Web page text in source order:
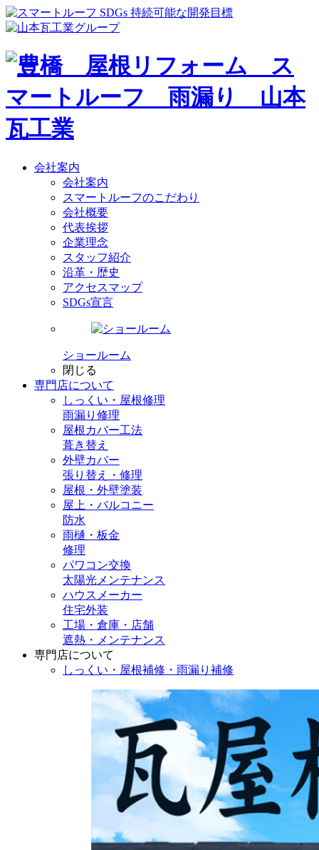
会社案内
会社案内
スマートルーフのこだわり
会社概要
代表挨拶
企業理念
スタッフ紹介
沿革・歴史
アクセスマップ
SDGs宣言
ショールーム
閉じる
専門店について
しっくい・屋根修理
雨漏り修理
屋根カバー工法
葺き替え
外壁カバー
張り替え・修理
屋根・外壁塗装
屋上・バルコニー
防水
雨樋・板金
修理
パワコン交換
太陽光メンテナンス
ハウスメーカー
住宅外装
工場・倉庫・店舗
遮熱・メンテナンス
専門店について
しっくい・屋根補修・雨漏り補修